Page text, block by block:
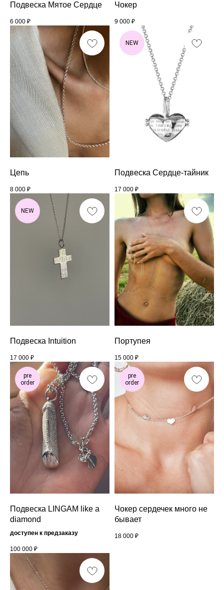
Подвеска Мятое Сердце
6 000 ₽
Чокер
9 000 ₽
Цепь
8 000 ₽
NEW
Подвеска Сердце-тайник
17 000 ₽
NEW
Подвеска Intuition
17 000 ₽
Портупея
15 000 ₽
pre
order
Подвеска LINGAM like a
diamond
доступен к предзаказу
100 000 ₽
pre
order
Чокер сердечек много не
бывает
18 000 ₽
Подпишись на нашу рассылку